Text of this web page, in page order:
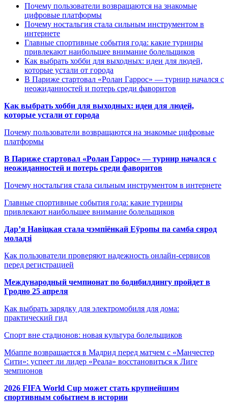
Почему пользователи возвращаются на знакомые
цифровые платформы
Почему ностальгия стала сильным инструментом в
интернете
Главные спортивные события года: какие турниры
привлекают наибольшее внимание болельщиков
Как выбрать хобби для выходных: идеи для людей,
которые устали от города
В Париже стартовал «Ролан Гаррос» — турнир начался с
неожиданностей и потерь среди фаворитов
Как выбрать хобби для выходных: идеи для людей,
которые устали от города
Почему пользователи возвращаются на знакомые цифровые
платформы
В Париже стартовал «Ролан Гаррос» — турнир начался с
неожиданностей и потерь среди фаворитов
Почему ностальгия стала сильным инструментом в интернете
Главные спортивные события года: какие турниры
привлекают наибольшее внимание болельщиков
Дар’я Навіцкая стала чэмпіёнкай Еўропы па самба сярод
моладзі
Как пользователи проверяют надежность онлайн-сервисов
перед регистрацией
Международный чемпионат по бодибилдингу пройдет в
Гродно 25 апреля
Как выбрать зарядку для электромобиля для дома:
практический гид
Спорт вне стадионов: новая культура болельщиков
Мбаппе возвращается в Мадрид перед матчем с «Манчестер
Сити»: успеет ли лидер «Реала» восстановиться к Лиге
чемпионов
2026 FIFA World Cup может стать крупнейшим
спортивным событием в истории